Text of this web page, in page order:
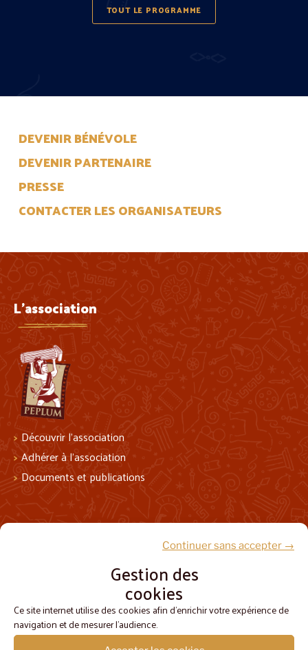
Gestion des
cookies
Ce site internet utilise des cookies afin d'enrichir votre expérience de
navigation et de mesurer l'audience.
Continuer sans accepter →
TOUT LE PROGRAMME
DEVENIR BÉNÉVOLE
DEVENIR PARTENAIRE
PRESSE
CONTACTER LES ORGANISATEURS
L'association
Découvrir l’association
Adhérer à l’association
Documents et publications